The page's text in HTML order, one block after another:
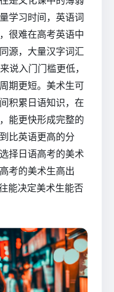
学习时间，英语词
很难在高考英语中
源，大量汉字词汇
说入门门槛更低，
期更短。美术生可
积累日语知识，在
能更快形成完整的
比英语更高的分
择日语高考的美术
考的美术生高出
能决定美术生能否